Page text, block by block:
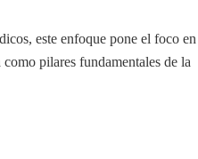
este enfoque pone el foco en
pilares fundamentales de la